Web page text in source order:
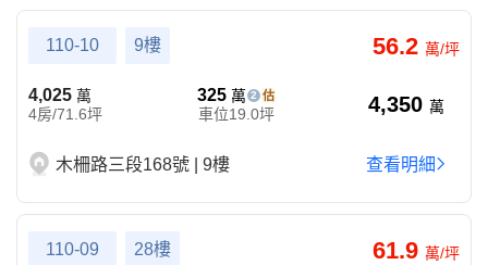
110-10 9樓 56.2 萬/坪
4,025 萬
4房/71.6坪
325 萬 2
車位19.0坪 4,350 萬
木柵路三段168號 | 9樓 查看明細
110-09 28樓 61.9 萬/坪